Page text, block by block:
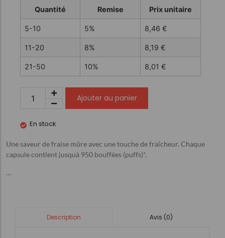
Quantité Remise Prix unitaire
5-10 5% 8,46 €
11-20 8% 8,19 €
21-50 10% 8,01 €
Ajouter au panier
En stock
Une saveur de fraise mûre avec une touche de fraîcheur. Chaque
capsule contient jusquà 950 bouffées (puffs)*.
…
Description Avis (0)